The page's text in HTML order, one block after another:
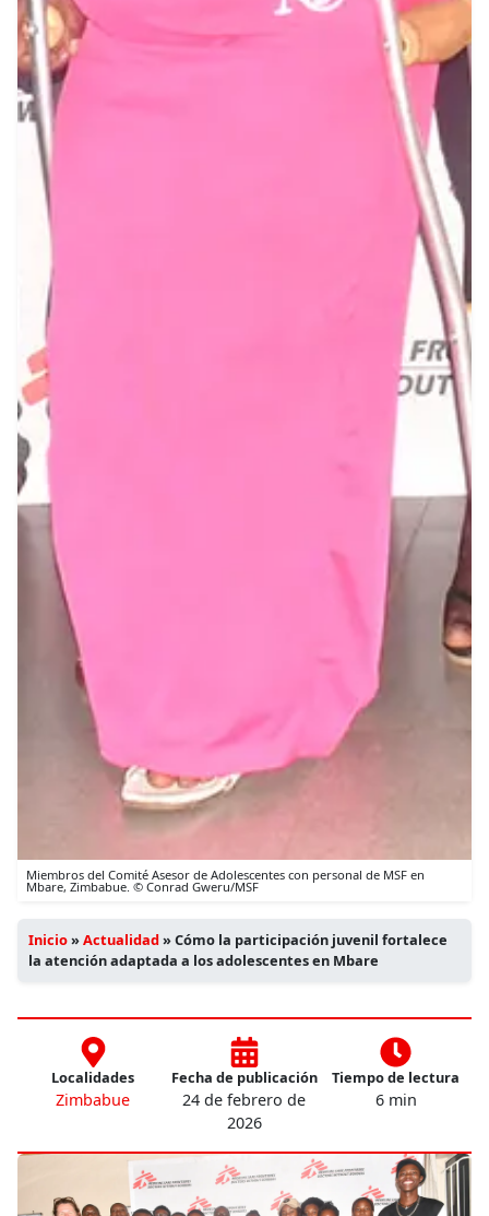
Miembros del Comité Asesor de Adolescentes con personal de MSF en
Mbare, Zimbabue. © Conrad Gweru/MSF
Inicio»Actualidad»Cómo la participación juvenil fortalece
la atención adaptada a los adolescentes en Mbare
Localidades
Zimbabue
Fecha de publicación
24 de febrero de
2026
Tiempo de lectura
6 min